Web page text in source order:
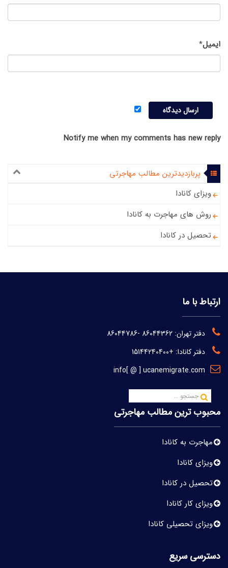
ایمیل*
Notify me when my comments has new reply
پربازدیدترین مطالب مهاجرتی
ویزای کانادا
روش های مهاجرت به کانادا
تحصیل در کانادا
ارتباط با ما
دفتر تهران: 86044362
-
86044786
دفتر کانادا: +15144240400
info[ @ ] ucanemigrate.com
محبوب ترین مطالب مهاجرتی
مهاجرت به کانادا
ویزای کانادا
تحصیل در کانادا
ویزای کار کانادا
ویزای تحصیلی کانادا
دسترسی سریع